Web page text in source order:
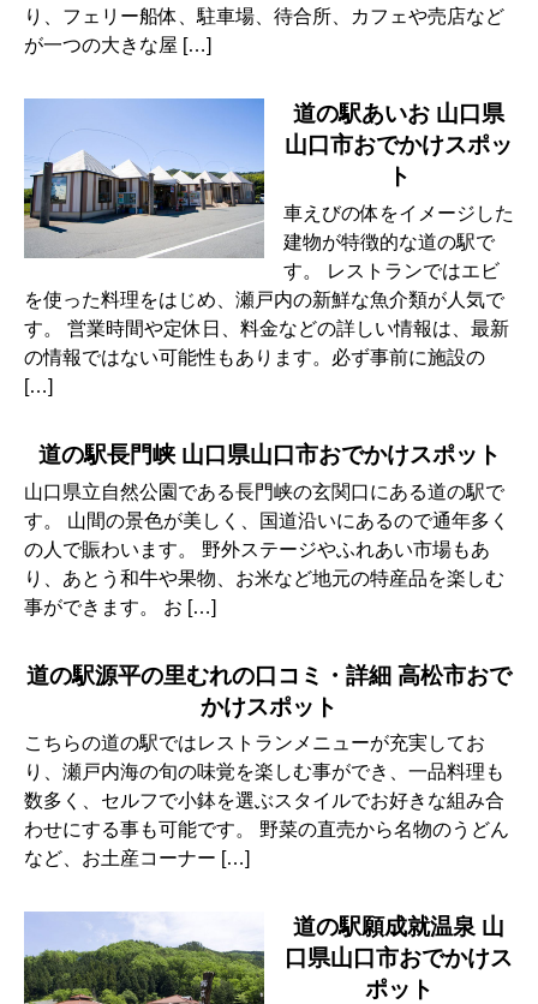
り、フェリー船体、駐車場、待合所、カフェや売店など
が一つの大きな屋 […]
道の駅あいお 山口県
山口市おでかけスポッ
ト
車えびの体をイメージした
建物が特徴的な道の駅で
す。 レストランではエビ
を使った料理をはじめ、瀬戸内の新鮮な魚介類が人気で
す。 営業時間や定休日、料金などの詳しい情報は、最新
の情報ではない可能性もあります。必ず事前に施設の
[…]
道の駅長門峡 山口県山口市おでかけスポット
山口県立自然公園である長門峡の玄関口にある道の駅で
す。 山間の景色が美しく、国道沿いにあるので通年多く
の人で賑わいます。 野外ステージやふれあい市場もあ
り、あとう和牛や果物、お米など地元の特産品を楽しむ
事ができます。 お […]
道の駅源平の里むれの口コミ・詳細 高松市おで
かけスポット
こちらの道の駅ではレストランメニューが充実してお
り、瀬戸内海の旬の味覚を楽しむ事ができ、一品料理も
数多く、セルフで小鉢を選ぶスタイルでお好きな組み合
わせにする事も可能です。 野菜の直売から名物のうどん
など、お土産コーナー […]
道の駅願成就温泉 山
口県山口市おでかけス
ポット